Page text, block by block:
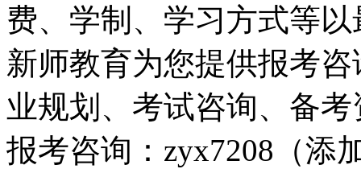
费、学制、学习方式等
新师教育为您提供报考
业规划、考试咨询、备
报考咨询：zyx7208（添